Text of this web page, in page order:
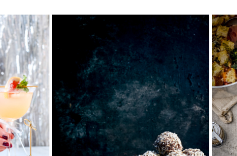
HEMBAKAT
2025